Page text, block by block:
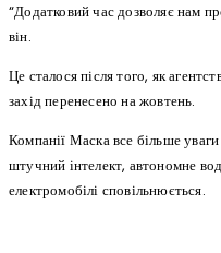
“Додатковий час дозволяє нам
він.
Це сталося після того, як
захід перенесено на жовтень.
Компанії Маска все більше
штучний інтелект, автономне
електромобілі сповільнюється.